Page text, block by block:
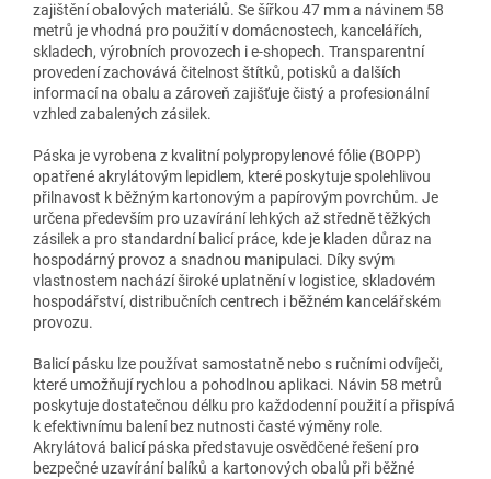
zajištění obalových materiálů. Se šířkou 47 mm a návinem 58
metrů je vhodná pro použití v domácnostech, kancelářích,
skladech, výrobních provozech i e-shopech. Transparentní
provedení zachovává čitelnost štítků, potisků a dalších
informací na obalu a zároveň zajišťuje čistý a profesionální
vzhled zabalených zásilek.
Páska je vyrobena z kvalitní polypropylenové fólie (BOPP)
opatřené akrylátovým lepidlem, které poskytuje spolehlivou
přilnavost k běžným kartonovým a papírovým povrchům. Je
určena především pro uzavírání lehkých až středně těžkých
zásilek a pro standardní balicí práce, kde je kladen důraz na
hospodárný provoz a snadnou manipulaci. Díky svým
vlastnostem nachází široké uplatnění v logistice, skladovém
hospodářství, distribučních centrech i běžném kancelářském
provozu.
Balicí pásku lze používat samostatně nebo s ručními odvíječi,
které umožňují rychlou a pohodlnou aplikaci. Návin 58 metrů
poskytuje dostatečnou délku pro každodenní použití a přispívá
k efektivnímu balení bez nutnosti časté výměny role.
Akrylátová balicí páska představuje osvědčené řešení pro
bezpečné uzavírání balíků a kartonových obalů při běžné